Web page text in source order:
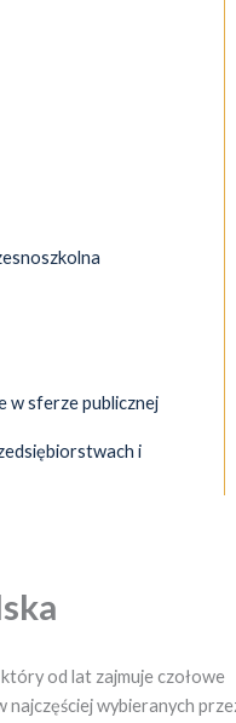
od lat zajmuje czołowe
najczęściej wybieranych
w sferze publicznej
i